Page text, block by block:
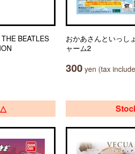
BEATLES
おかあさんといっし
ャーム2
300 yen (tax